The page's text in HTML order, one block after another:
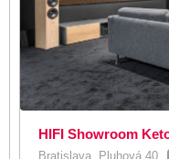
HIFI Showroom
Bratislava, Pluhová 40